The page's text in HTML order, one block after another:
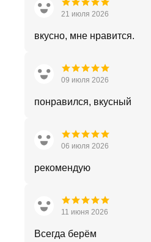
21 июля 2026
вкусно, мне нравится.
09 июля 2026
понравился, вкусный
06 июля 2026
рекомендую
11 июня 2026
Всегда берём